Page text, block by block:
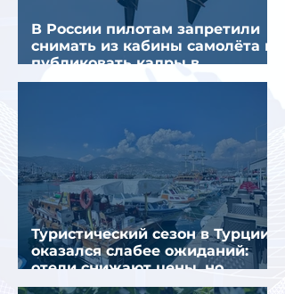
В России пилотам запретили
снимать из кабины самолёта и
публиковать кадры в
интернете
Туристический сезон в Турции
оказался слабее ожиданий:
отели снижают цены, но
загрузка остается низкой